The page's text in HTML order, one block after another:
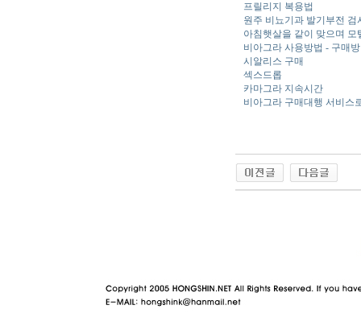
프릴리지 복용법
원주 비뇨기과 발기부전 검
아침햇살을 같이 맞으며 모
비아그라 사용방법 - 구매
시알리스 구매
섹스드롭
카마그라 지속시간
비아그라 구매대행 서비스